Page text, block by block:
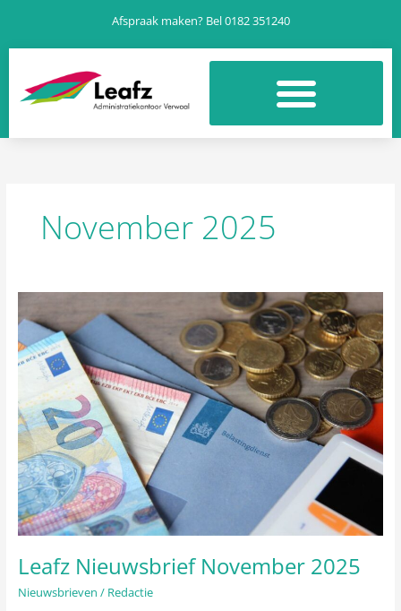
de
Afspraak maken? Bel 0182 351240
November 2025
Leafz Nieuwsbrief November 2025
Nieuwsbrieven / Redactie
Nieuwsbrief
November
2025